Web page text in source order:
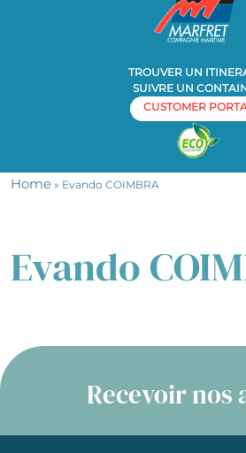
TROUVER UN
SUIVRE UN
CUSTOMER
Home » Evando COIMBRA
Evando
Recevoir nos